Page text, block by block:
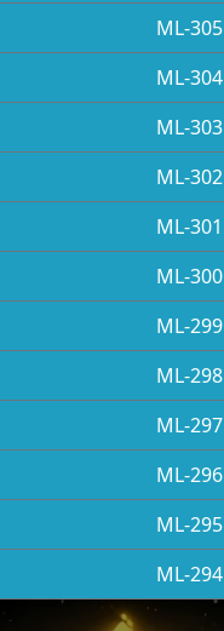
ML-305
ML-304
ML-303
ML-302
ML-301
ML-300
ML-299
ML-298
ML-297
ML-296
ML-295
ML-294